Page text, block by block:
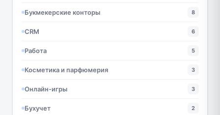
Букмекерские конторы 8
CRM 6
Работа 5
Косметика и парфюмерия 3
Онлайн-игры 3
Бухучет 2